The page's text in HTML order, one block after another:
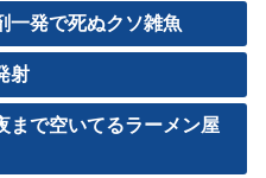
一発で死ぬクソ雑魚
射
まで空いてるラーメン屋